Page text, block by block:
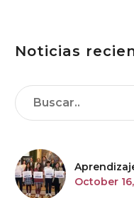
Noticias
October